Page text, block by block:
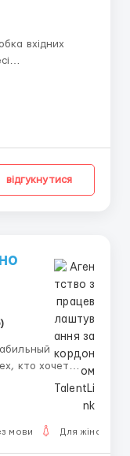
вхідних
з
відгукнутися
мови Для жінок